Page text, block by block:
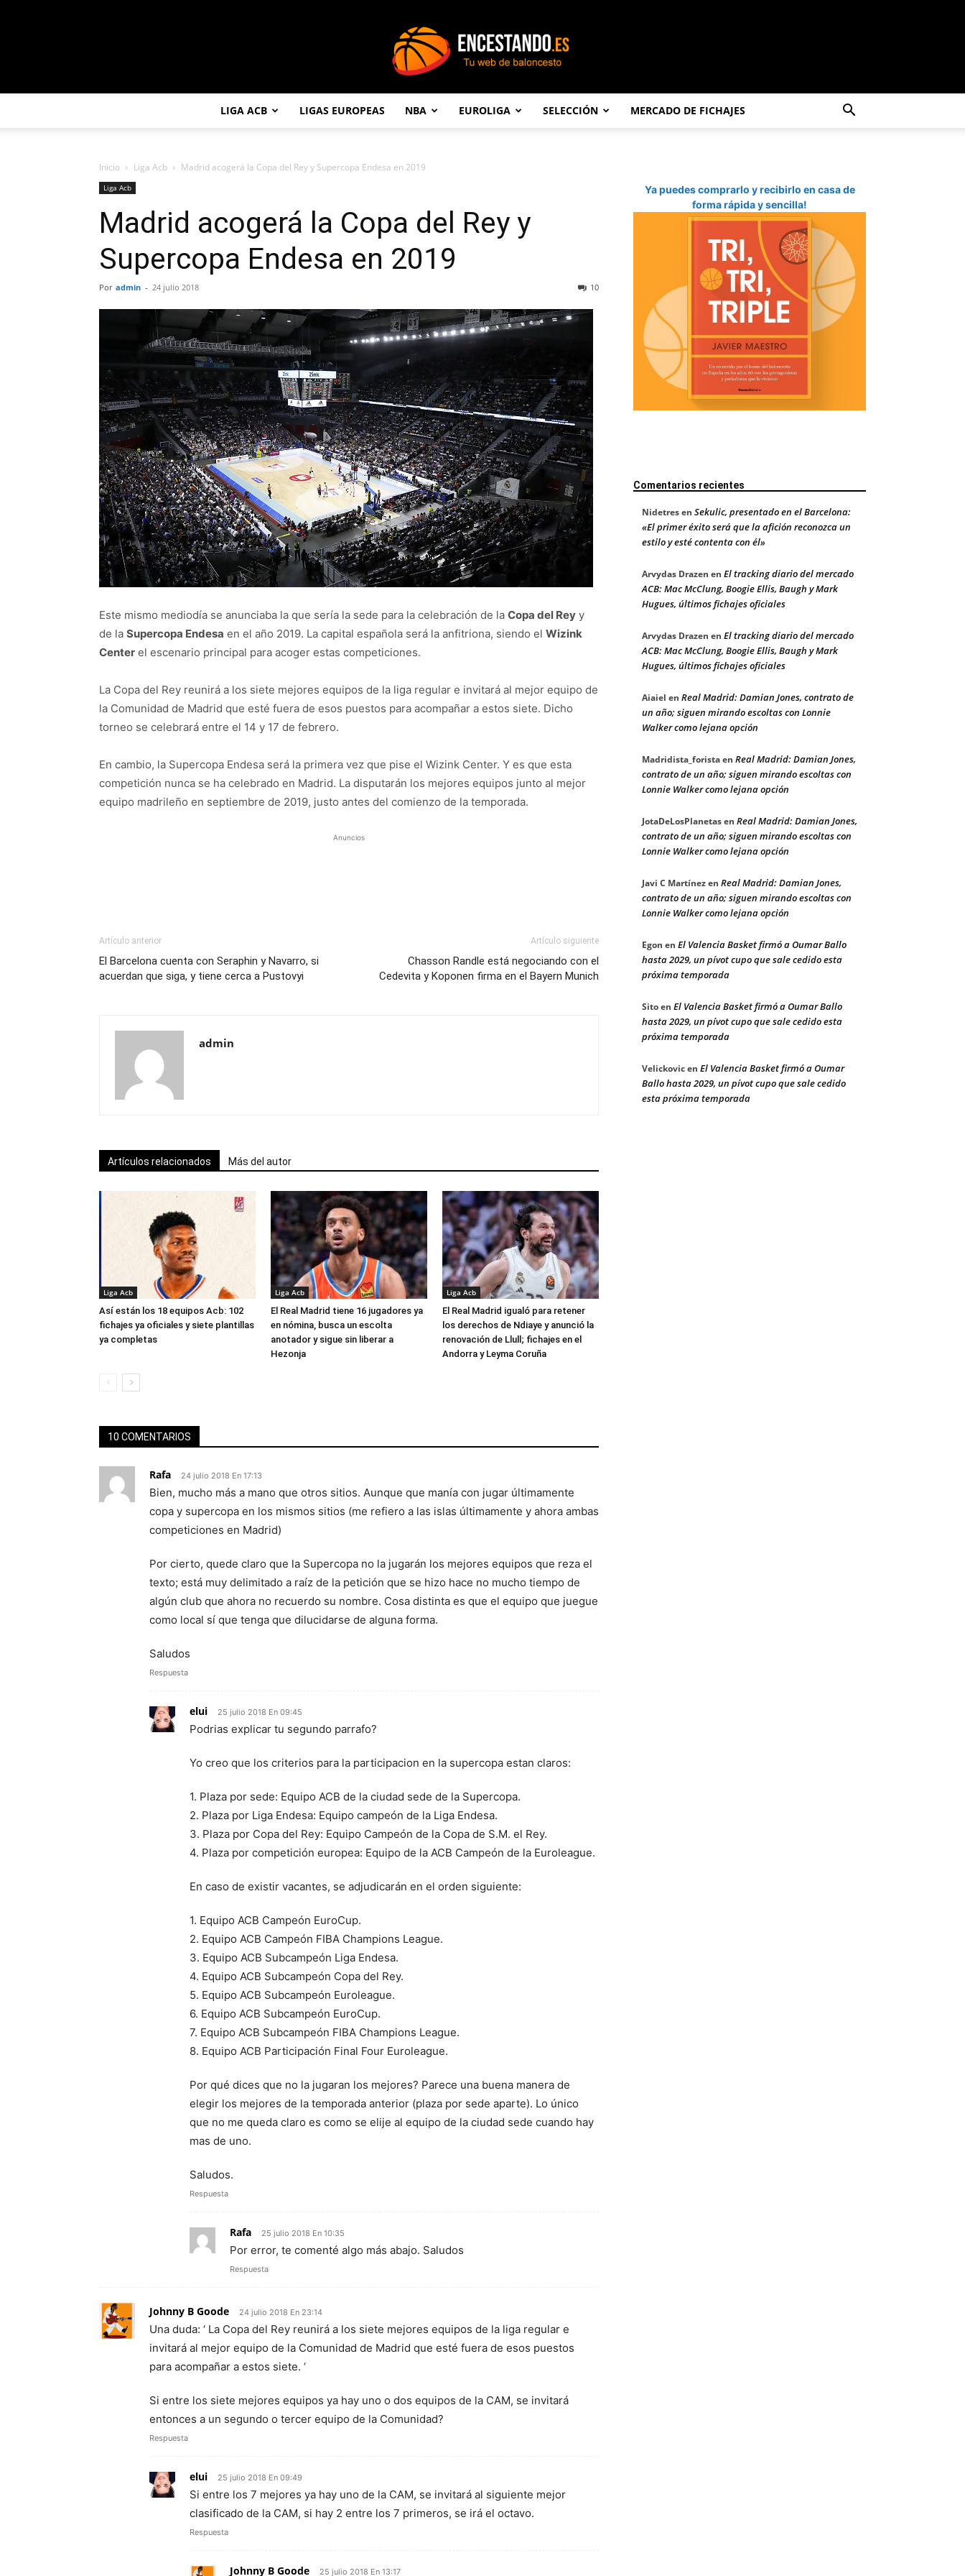
LIGA ACB LIGAS EUROPEAS NBA EUROLIGA SELECCIÓN MERCADO DE FICHAJES
Inicio Liga Acb Madrid acogerá la Copa del Rey y Supercopa Endesa en 2019
Liga Acb
Madrid acogerá la Copa del Rey y
Supercopa Endesa en 2019
Por admin - 24 julio 2018 10
Este mismo mediodía se anunciaba la que sería la sede para la celebración de la Copa del Rey y
de la Supercopa Endesa en el año 2019. La capital española será la anfitriona, siendo el Wizink
Center el escenario principal para acoger estas competiciones.
La Copa del Rey reunirá a los siete mejores equipos de la liga regular e invitará al mejor equipo de
la Comunidad de Madrid que esté fuera de esos puestos para acompañar a estos siete. Dicho
torneo se celebrará entre el 14 y 17 de febrero.
En cambio, la Supercopa Endesa será la primera vez que pise el Wizink Center. Y es que esta
competición nunca se ha celebrado en Madrid. La disputarán los mejores equipos junto al mejor
equipo madrileño en septiembre de 2019, justo antes del comienzo de la temporada.
Anuncios
Artículo anterior
El Barcelona cuenta con Seraphin y Navarro, si
acuerdan que siga, y tiene cerca a Pustovyi
Artículo siguiente
Chasson Randle está negociando con el
Cedevita y Koponen firma en el Bayern Munich
admin
Artículos relacionados Más del autor
Liga Acb
Así están los 18 equipos Acb: 102
fichajes ya oficiales y siete plantillas
ya completas
Liga Acb
El Real Madrid tiene 16 jugadores ya
en nómina, busca un escolta
anotador y sigue sin liberar a
Hezonja
Liga Acb
El Real Madrid igualó para retener
los derechos de Ndiaye y anunció la
renovación de Llull; fichajes en el
Andorra y Leyma Coruña
10 COMENTARIOS
Rafa 24 julio 2018 En 17:13
Bien, mucho más a mano que otros sitios. Aunque que manía con jugar últimamente
copa y supercopa en los mismos sitios (me refiero a las islas últimamente y ahora ambas
competiciones en Madrid)
Por cierto, quede claro que la Supercopa no la jugarán los mejores equipos que reza el
texto; está muy delimitado a raíz de la petición que se hizo hace no mucho tiempo de
algún club que ahora no recuerdo su nombre. Cosa distinta es que el equipo que juegue
como local sí que tenga que dilucidarse de alguna forma.
Saludos
Respuesta
elui 25 julio 2018 En 09:45
Podrias explicar tu segundo parrafo?
Yo creo que los criterios para la participacion en la supercopa estan claros:
1. Plaza por sede: Equipo ACB de la ciudad sede de la Supercopa.
2. Plaza por Liga Endesa: Equipo campeón de la Liga Endesa.
3. Plaza por Copa del Rey: Equipo Campeón de la Copa de S.M. el Rey.
4. Plaza por competición europea: Equipo de la ACB Campeón de la Euroleague.
En caso de existir vacantes, se adjudicarán en el orden siguiente:
1. Equipo ACB Campeón EuroCup.
2. Equipo ACB Campeón FIBA Champions League.
3. Equipo ACB Subcampeón Liga Endesa.
4. Equipo ACB Subcampeón Copa del Rey.
5. Equipo ACB Subcampeón Euroleague.
6. Equipo ACB Subcampeón EuroCup.
7. Equipo ACB Subcampeón FIBA Champions League.
8. Equipo ACB Participación Final Four Euroleague.
Por qué dices que no la jugaran los mejores? Parece una buena manera de
elegir los mejores de la temporada anterior (plaza por sede aparte). Lo único
que no me queda claro es como se elije al equipo de la ciudad sede cuando hay
mas de uno.
Saludos.
Respuesta
Rafa 25 julio 2018 En 10:35
Por error, te comenté algo más abajo. Saludos
Respuesta
Johnny B Goode 24 julio 2018 En 23:14
Una duda: ‘ La Copa del Rey reunirá a los siete mejores equipos de la liga regular e
invitará al mejor equipo de la Comunidad de Madrid que esté fuera de esos puestos
para acompañar a estos siete. ‘
Si entre los siete mejores equipos ya hay uno o dos equipos de la CAM, se invitará
entonces a un segundo o tercer equipo de la Comunidad?
Respuesta
elui 25 julio 2018 En 09:49
Si entre los 7 mejores ya hay uno de la CAM, se invitará al siguiente mejor
clasificado de la CAM, si hay 2 entre los 7 primeros, se irá el octavo.
Respuesta
Johnny B Goode 25 julio 2018 En 13:17
Ya puedes comprarlo y recibirlo en casa de
forma rápida y sencilla!
Comentarios recientes
Nidetresen Sekulic, presentado en el Barcelona:
«El primer éxito será que la afición reconozca un
estilo y esté contenta con él»
Arvydas Drazen en El tracking diario del mercado
ACB: Mac McClung, Boogie Ellis, Baugh y Mark
Hugues, últimos fichajes oficiales
Arvydas Drazen en El tracking diario del mercado
ACB: Mac McClung, Boogie Ellis, Baugh y Mark
Hugues, últimos fichajes oficiales
Aiaiel en Real Madrid: Damian Jones, contrato de
un año; siguen mirando escoltas con Lonnie
Walker como lejana opción
Madridista_foristaen Real Madrid: Damian Jones,
contrato de un año; siguen mirando escoltas con
Lonnie Walker como lejana opción
JotaDeLosPlanetasen Real Madrid: Damian Jones,
contrato de un año; siguen mirando escoltas con
Lonnie Walker como lejana opción
Javi C Martínezen Real Madrid: Damian Jones,
contrato de un año; siguen mirando escoltas con
Lonnie Walker como lejana opción
Egon en El Valencia Basket firmó a Oumar Ballo
hasta 2029, un pívot cupo que sale cedido esta
próxima temporada
Sitoen El Valencia Basket firmó a Oumar Ballo
hasta 2029, un pívot cupo que sale cedido esta
próxima temporada
Velickovicen El Valencia Basket firmó a Oumar
Ballo hasta 2029, un pívot cupo que sale cedido
esta próxima temporada